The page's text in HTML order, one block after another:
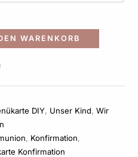
WARENKORB
DIY, Unser Kind,Wir
, Konfirmation,
Konfirmation